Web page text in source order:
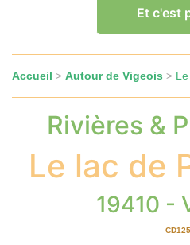
Et c'est
Accueil > Autour de Vigeois >
Rivières &
Le lac de
19410 -
CD125